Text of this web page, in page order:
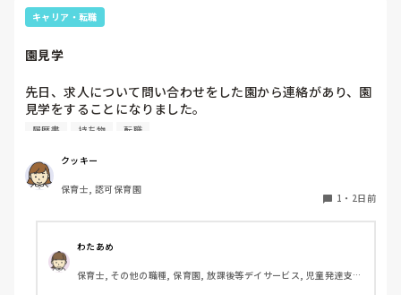
キャリア・転職
園見学
先日、求人について問い合わせをした園から連絡があり、園
見学をすることになりました。
私としては求人に応募したという認識ですが、『園見学をご
問しましたが、見学なので特にありませんとのこと
このような場合は本当に見学だけで終了なのでしょうか？
でしょうか？
履歴書 持ち物 転職
クッキー
保育士, 認可保育園
1 ・ 2日前
わたあめ
保育士, その他の職種, 保育園, 放課後等デイサービス, 児童発達支援